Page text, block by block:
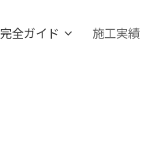
全ガイド 施工実績